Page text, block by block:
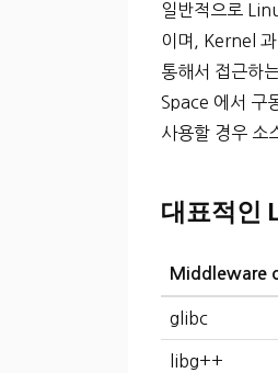
일반적으로
이며, Kernel
통해서 접근하
Space 에서 구
사용할 경우 소
대표적인
Middleware
glibc
libg++